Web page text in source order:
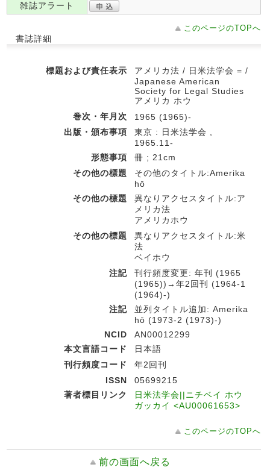
雑誌アラート
このページのTOPへ
書誌詳細
標題および責任表示
アメリカ法 / 日米法学会 = /
Japanese American
Society for Legal Studies
アメリカ ホウ
巻次・年月次
1965 (1965)-
出版・頒布事項
東京 : 日米法学会 ,
1965.11-
形態事項
冊 ; 21cm
その他の標題
その他のタイトル:Amerika
hō
その他の標題
異なりアクセスタイトル:ア
メリカ法
アメリカホウ
その他の標題
異なりアクセスタイトル:米
法
ベイホウ
注記
刊行頻度変更: 年刊 (1965
(1965))→年2回刊 (1964-1
(1964)-)
注記
並列タイトル追加: Amerika
hō (1973-2 (1973)-)
NCID
AN00012299
本文言語コード
日本語
刊行頻度コード
年2回刊
ISSN
05699215
著者標目リンク
日米法学会||ニチベイ ホウ
ガッカイ <AU00061653>
このページのTOPへ
前の画面へ戻る